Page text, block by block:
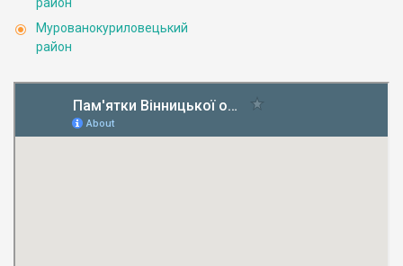
Мурованокуриловецький
район